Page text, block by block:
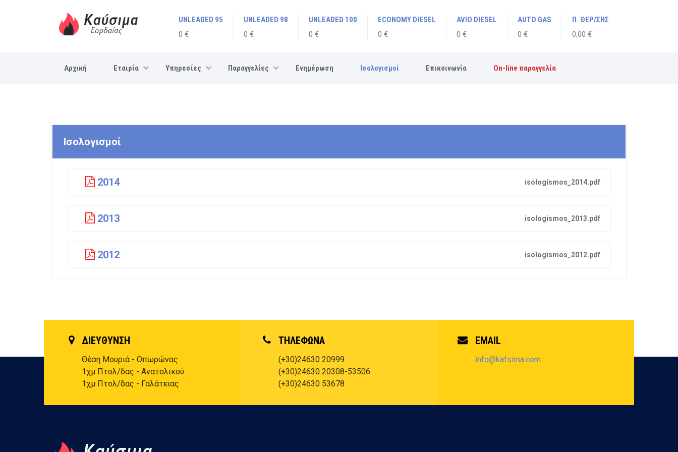
UNLEADED 95
0 €
UNLEADED 98
0 €
UNLEADED 100
0 €
ECONOMY DIESEL
0 €
AVIO DIESEL
0 €
AUTO GAS
0 €
Π. ΘΕΡ/ΣΗΣ
0,00 €
Αρχική Εταιρία Υπηρεσίες Παραγγελίες Ενημέρωση Ισολογισμοί Επικοινωνία On-line παραγγελία
Ισολογισμοί
2014 isologismos_2014.pdf
2013 isologismos_2013.pdf
2012 isologismos_2012.pdf
ΔΙΕΥΘΥΝΣΗ
Θέση Μουριά - Οπωρώνας
1χμ Πτολ/δας - Ανατολικού
1χμ Πτολ/δας - Γαλάτειας
ΤΗΛΕΦΩΝΑ
(+30)24630 20999
(+30)24630 20308-53506
(+30)24630 53678
EMAIL
info@kafsima.com